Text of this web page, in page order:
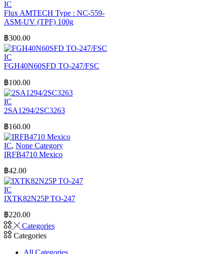
IC
Flux AMTECH Type : NC-559-
ASM-UV (TPF) 100g
฿300.00
IC
FGH40N60SFD TO-247/FSC
฿100.00
IC
2SA1294/2SC3263
฿160.00
IC, None Category
IRFB4710 Mexico
฿42.00
IC
IXTK82N25P TO-247
฿220.00
Categories
Categories